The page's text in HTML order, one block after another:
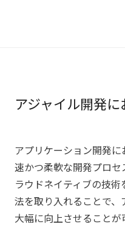
アジャイル開発
アプリケーション開発
速かつ柔軟な開発プロセ
ラウドネイティブの技
法を取り入れることで
大幅に向上させることが